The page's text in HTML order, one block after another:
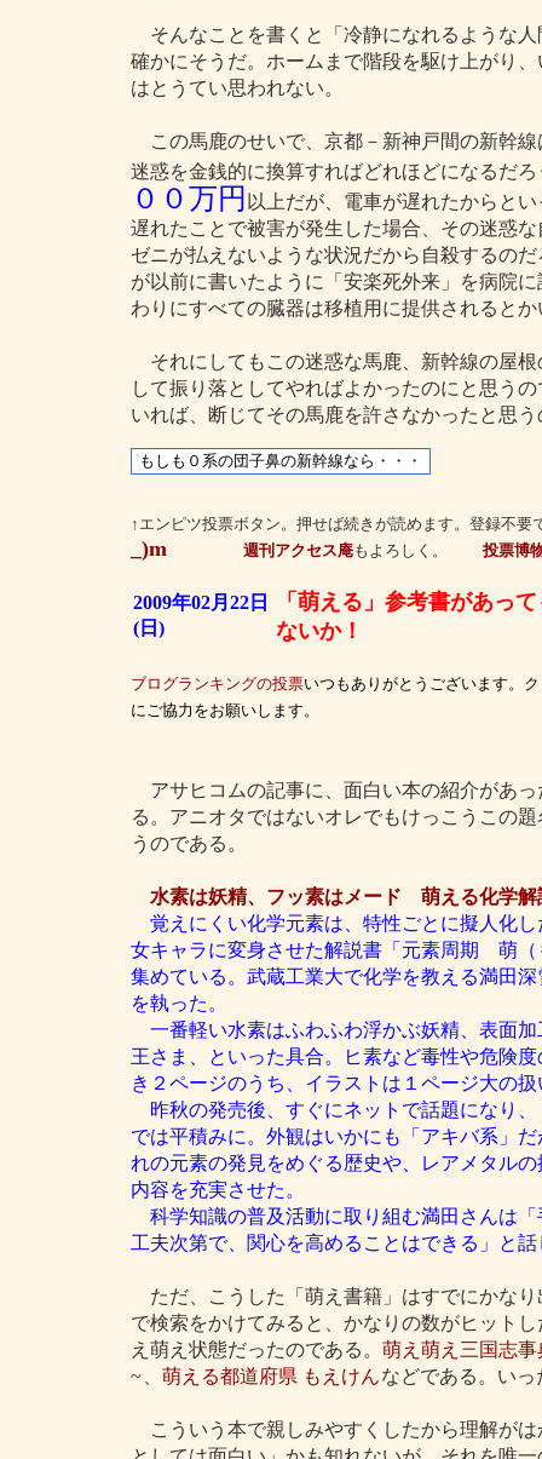
そんなことを書くと「冷静になれるような
確かにそうだ。ホームまで階段を駆け上がり
はとうてい思われない。
この馬鹿のせいで、京都－新神戸間の新幹
迷惑を金銭的に換算すればどれほどになるだ
００万円 以上だが、電車が遅れたからと
遅れたことで被害が発生した場合、その迷惑
ゼニが払えないような状況だから自殺するの
が以前に書いたように「安楽死外来」を病院
わりにすべての臓器は移植用に提供されると
それにしてもこの迷惑な馬鹿、新幹線の屋
して振り落としてやればよかったのにと思う
いれば、断じてその馬鹿を許さなかったと思
↑エンピツ投票ボタン。押せば続きが読めます。登録不要
_)m 週刊アクセス庵もよろしく。 投票博
2009年02月22日
(日)
「萌える」参考書があっ
ないか！
ブログランキングの投票いつもありがとうございます。
にご協力をお願いします。
アサヒコムの記事に、面白い本の紹介があっ
る。アニオタではないオレでもけっこうこの
うのである。
水素は妖精、フッ素はメード 萌える化学解
覚えにくい化学元素は、特性ごとに擬人化
女キャラに変身させた解説書「元素周期 萌（
集めている。武蔵工業大で化学を教える満田
を執った。
一番軽い水素はふわふわ浮かぶ妖精、表面
王さま、といった具合。ヒ素など毒性や危険
き２ページのうち、イラストは１ページ大の
昨秋の発売後、すぐにネットで話題になり
では平積みに。外観はいかにも「アキバ系」
れの元素の発見をめぐる歴史や、レアメタル
内容を充実させた。
科学知識の普及活動に取り組む満田さんは
工夫次第で、関心を高めることはできる」と
ただ、こうした「萌え書籍」はすでにかな
で検索をかけてみると、かなりの数がヒット
え萌え状態だったのである。 萌え萌え三国志事
~
萌える都道府県 もえけんなどである。い
こういう本で親しみやすくしたから理解が